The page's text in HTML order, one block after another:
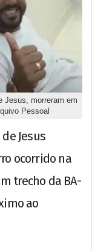
Jesus, morreram em
Pessoal
Jesus
ocorrido na
trecho da BA-
ao